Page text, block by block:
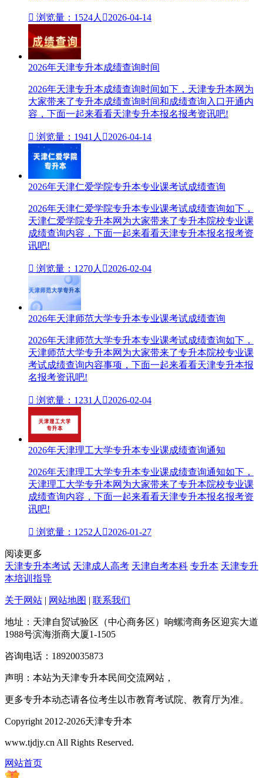
 浏览量：1524人 2026-04-14
2026年天津专升本成绩查询时间
2026年天津专升本成绩查询时间如下，天津专升本网为
大家带来了专升本成绩查询时间和成绩查询入口开通内
容，下面一起来看看天津专升本报名报考资讯吧!
 浏览量：1941人 2026-04-14
2026年天津仁爱学院专升本专业课考试成绩查询
2026年天津仁爱学院专升本专业课考试成绩查询如下，
天津仁爱学院专升本网为大家带来了专升本院校专业课
成绩查询内容，下面一起来看看天津专升本报名报考资
讯吧!
 浏览量：1270人 2026-02-04
2026年天津师范大学专升本专业课考试成绩查询
2026年天津师范大学专升本专业课考试成绩查询如下，
天津师范大学专升本网为大家带来了专升本院校专业课
考试成绩查询内容事项，下面一起来看看天津专升本报
名报考资讯吧!
 浏览量：1231人 2026-02-04
2026年天津理工大学专升本专业课成绩查询通知
2026年天津理工大学专升本专业课成绩查询通知如下，
天津理工大学专升本网为大家带来了专升本院校专业课
成绩查询内容，下面一起来看看天津专升本报名报考资
讯吧!
 浏览量：1252人 2026-01-27
阅读更多
天津专升本考试 天津成人高考 天津自考本科 专升本 天津专升
本培训指导
关于网站 | 网站地图 | 联系我们
地址：天津自贸试验区（中心商务区）响螺湾商务区迎宾大道
1988号滨海浙商大厦1-1505
咨询电话：18920035873
声明：本站为天津专升本民间交流网站，
更多专升本动态请各位考生以市教育考试院、教育厅为准。
Copyright 2012-2026天津专升本
www.tjdjy.cn All Rights Reserved.
网站首页